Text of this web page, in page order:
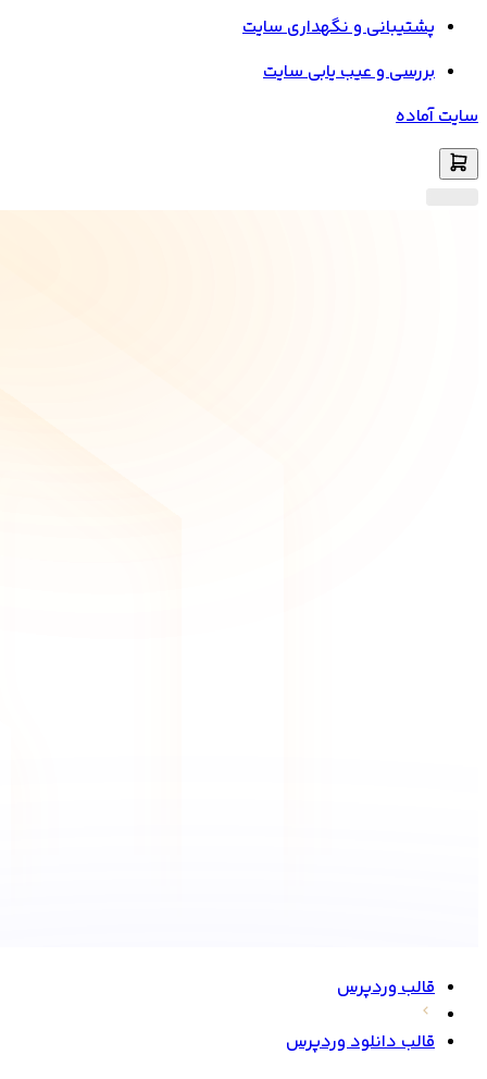
پشتیبانی و نگهداری سایت
بررسی و عیب یابی سایت
سایت آماده
قالب وردپرس
قالب دانلود وردپرس